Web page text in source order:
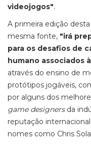
videojogos".
A primeira edição
mesma fonte, "irá
para os desafios de
humano associados
através do ensino de
protótipos jogáveis,
por alguns dos
game designersda
reputação
nomes como Chris